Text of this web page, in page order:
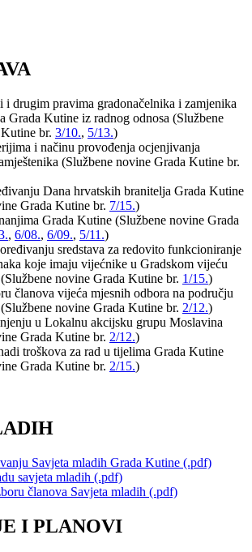
i drugim pravima gradonačelnika i zamjenika
Grada Kutine iz radnog odnosa (Službene
br. 3/10., 5/13.)
i načinu provođenja ocjenjivanja
(Službene novine Grada Kutine br.
Dana hrvatskih branitelja Grada Kutine
Grada Kutine br. 7/15.)
Grada Kutine (Službene novine Grada
, 6/08., 6/09., 5/11.)
sredstava za redovito funkcioniranje
koje imaju vijećnike u Gradskom vijeću
novine Grada Kutine br. 1/15.)
članova vijeća mjesnih odbora na području
novine Grada Kutine br. 2/12.)
u Lokalnu akcijsku grupu Moslavina
Grada Kutine br. 2/12.)
troškova za rad u tijelima Grada Kutine
Grada Kutine br. 2/15.)
Savjeta mladih Grada Kutine (.pdf)
savjeta mladih (.pdf)
članova Savjeta mladih (.pdf)
I PLANOVI